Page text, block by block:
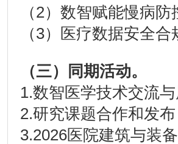
（2）数智赋能慢病
（3）医疗数据安全
（三）同期活动。
1.数智医学技术交流与
2.研究课题合作和发布
3.2026医院建筑与装